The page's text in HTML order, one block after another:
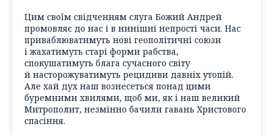
Цим своїм свідченням слуга Божий Андрей
промовляє до нас і в нинішні непрості часи. Нас
приваблюватимуть нові геополітичні союзи
і жахатимуть старі форми рабства,
спокушатимуть блага сучасного світу
й насторожуватимуть рецидиви давніх утопій.
Але хай дух наш вознесеться понад цими
буремними хвилями, щоб ми, як і наш великий
Митрополит, незмінно бачили гавань Христового
спасіння.